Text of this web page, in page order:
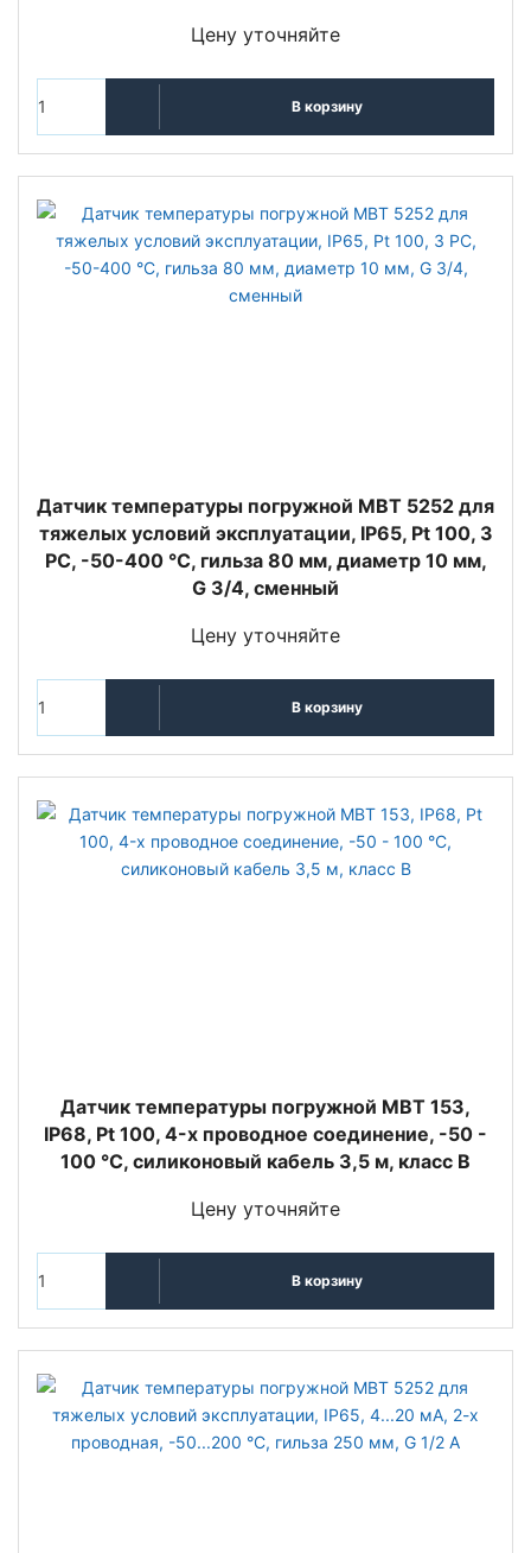
Цену уточняйте
В корзину
Датчик температуры погружной MBT 5252 для
тяжелых условий эксплуатации, IP65, Pt 100, 3
РС, -50-400 °C, гильза 80 мм, диаметр 10 мм,
G 3/4, сменный
Цену уточняйте
В корзину
Датчик температуры погружной MBT 153,
IP68, Pt 100, 4-х проводное соединение, -50 -
100 °C, силиконовый кабель 3,5 м, класс В
Цену уточняйте
В корзину